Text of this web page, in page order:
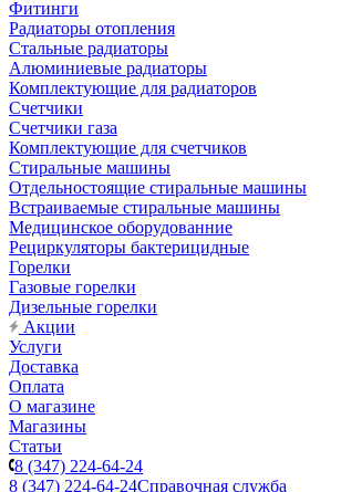
Фитинги
Радиаторы отопления
Стальные радиаторы
Алюминиевые радиаторы
Комплектующие для радиаторов
Счетчики
Счетчики газа
Комплектующие для счетчиков
Стиральные машины
Отдельностоящие стиральные машины
Встраиваемые стиральные машины
Медицинское оборудованние
Рециркуляторы бактерицидные
Горелки
Газовые горелки
Дизельные горелки
Акции
Услуги
Доставка
Оплата
О магазине
Магазины
Статьи
8 (347) 224-64-24
8 (347) 224-64-24Справочная служба